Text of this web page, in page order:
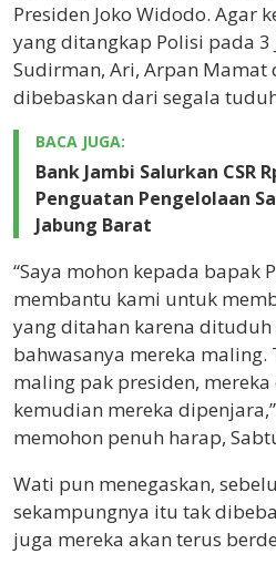
Presiden Joko Widodo. Agar
yang ditangkap Polisi pada
Sudirman, Ari, Arpan Mamat
dibebaskan dari segala
BACA JUGA:
Bank Jambi Salurkan CSR
Penguatan Pengelolaan
Jabung Barat
“Saya mohon kepada bapak
membantu kami untuk
yang ditahan karena dituduh
bahwasanya mereka maling.
maling pak presiden,
kemudian mereka
memohon penuh harap,
Wati pun menegaskan,
sekampungnya itu tak
juga mereka akan terus